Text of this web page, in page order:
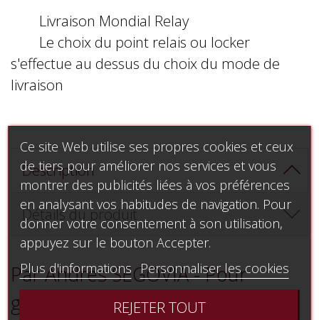
Livraison Mondial Relay
Le choix du point relais ou locker
s'effectue au dessus du choix du mode de
livraison
Description
Détails du produit
Par Andres SEGOVIA - Pour
guitare et réduction piano
Ce site Web utilise ses propres cookies et ceux
de tiers pour améliorer nos services et vous
montrer des publicités liées à vos préférences
en analysant vos habitudes de navigation. Pour
donner votre consentement à son utilisation,
appuyez sur le bouton Accepter.
Plus d'informations Personnaliser les cookies
REJETER TOUT